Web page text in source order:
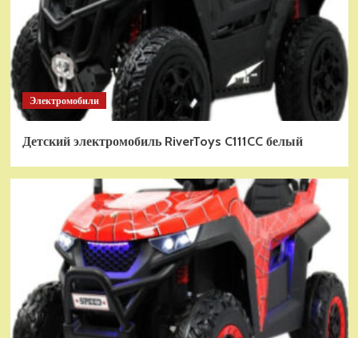
Электромобили
Детский электромобиль RiverToys C111CC белый